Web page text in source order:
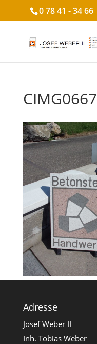
0 78 41 - 34 66
CIMG0667
Adresse
Josef Weber II
Inh. Tobias Weber